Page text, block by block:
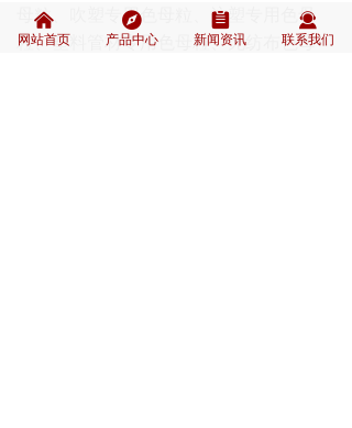
母粒、吹塑专用色母粒、注塑专用色母
粒、塑料管材专用色母粒、无纺布色母
낀
网站首页
뀶
产品中心
뀳
新闻资讯
끤
联系我们